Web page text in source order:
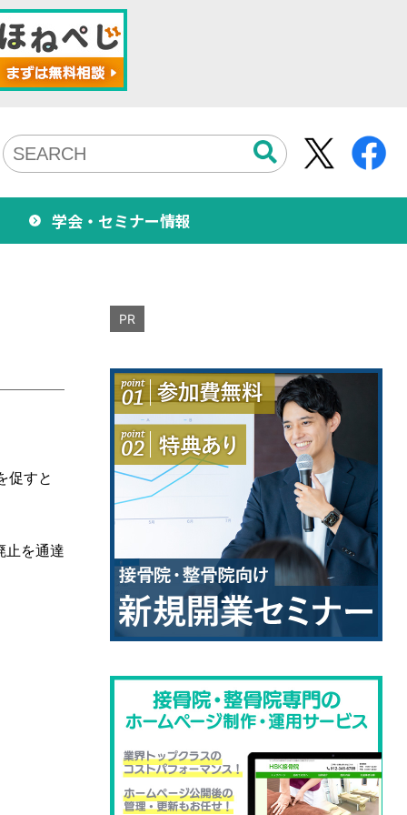
学会・セミナー情報
促すと
止を通達
PR